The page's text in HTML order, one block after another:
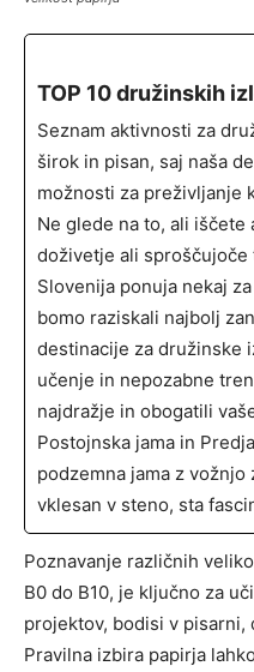
TOP 10 družinskih
Seznam aktivnosti za
širok in pisan, saj naša
možnosti za preživljanje
Ne glede na to, ali
doživetje ali
Slovenija ponuja nekaj
bomo raziskali najbolj
destinacije za družinske
učenje in nepozabne
najdražje in obogatili
Postojnska jama in
podzemna jama z
vklesan v steno, sta
Poznavanje različnih
B0 do B10, je ključno za
projektov, bodisi v pisarni,
Pravilna izbira papirja